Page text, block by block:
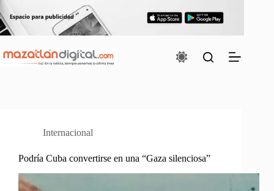
Saltar
al
contenido
Internacional
Podría Cuba convertirse en una “Gaza silenciosa”